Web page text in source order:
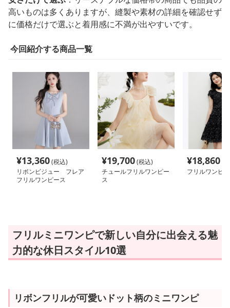
高いものは多くありますが、縫製や素材の詳細を確認せず
に価格だけで選ぶと着用感に不満が出やすいです。
今回紹介する商品一覧
¥13,360(税込)
リボンビジュー フレア
フリルワンピース
¥19,700(税込)
チュールフリルワンピー
ス
¥18,860
フリルワンピ
フリルミニワンピで新しい自分に出会える魅
力的な休日スタイル10選
リボンフリルが可愛いドット柄のミニワンピ